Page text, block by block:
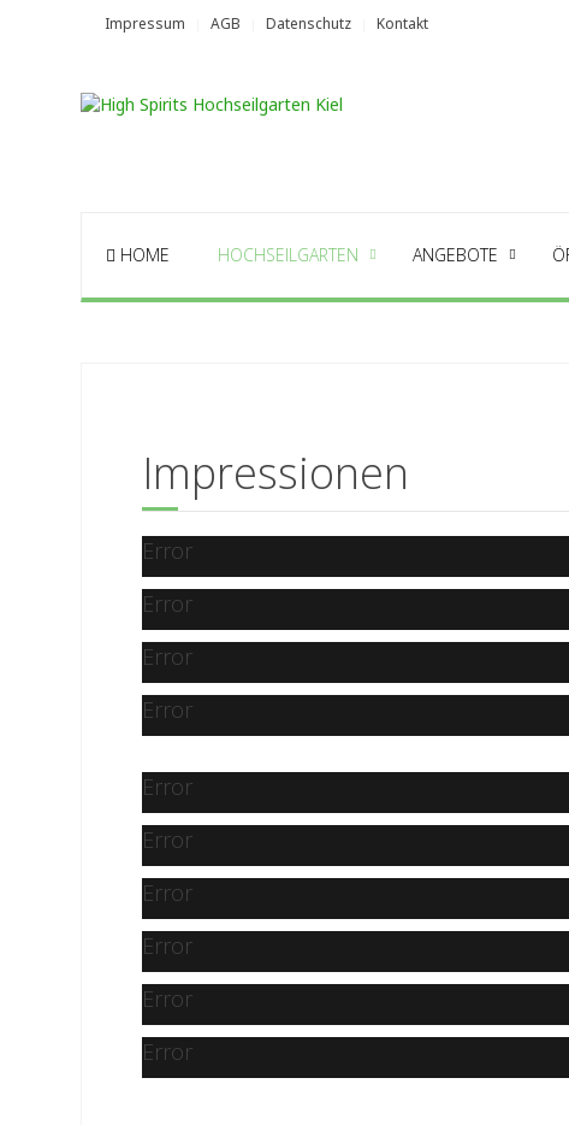
Impressum AGB Datenschutz Kontakt
HOME HOCHSEILGARTEN ANGEBOTE
Impressionen
Error
Error
Error
Error
Error
Error
Error
Error
Error
Error